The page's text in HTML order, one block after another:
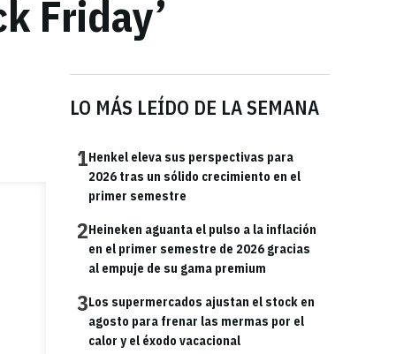
Friday’
LO MÁS LEÍDO DE LA SEMANA
1Henkel eleva sus perspectivas para
2026 tras un sólido crecimiento en el
primer semestre
2Heineken aguanta el pulso a la inflación
en el primer semestre de 2026 gracias
al empuje de su gama premium
3Los supermercados ajustan el stock en
agosto para frenar las mermas por el
calor y el éxodo vacacional